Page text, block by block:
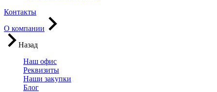
Контакты
О компании
Назад
Наш офис
Реквизиты
Наши закупки
Блог